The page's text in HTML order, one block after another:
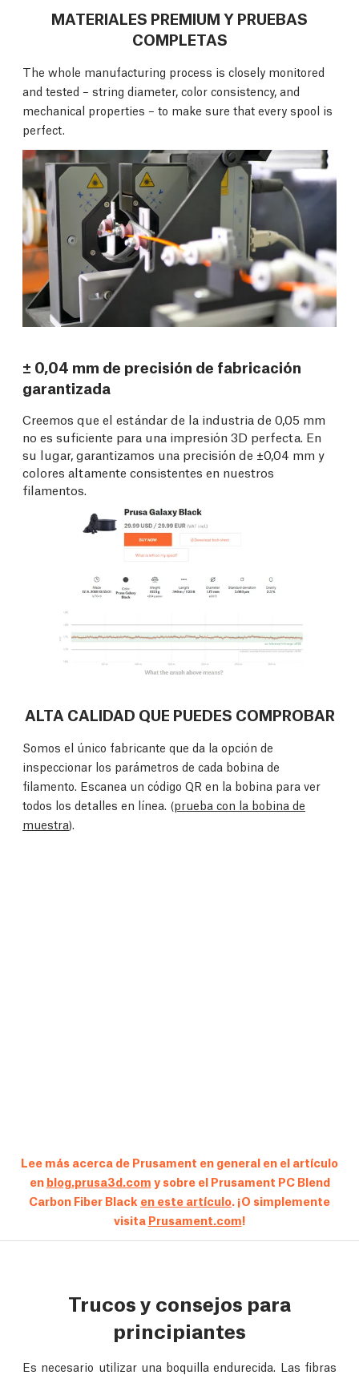
MATERIALES PREMIUM Y PRUEBAS
COMPLETAS
The whole manufacturing process is closely monitored
and tested – string diameter, color consistency, and
mechanical properties – to make sure that every spool is
perfect.
± 0,04 mm de precisión de fabricación
garantizada
Creemos que el estándar de la industria de 0,05 mm
no es suficiente para una impresión 3D perfecta. En
su lugar, garantizamos una precisión de ±0,04 mm y
colores altamente consistentes en nuestros
filamentos.
ALTA CALIDAD QUE PUEDES COMPROBAR
Somos el único fabricante que da la opción de
inspeccionar los parámetros de cada bobina de
filamento. Escanea un código QR en la bobina para ver
todos los detalles en línea. (prueba con la bobina de
muestra).
Lee más acerca de Prusament en general en el artículo
en blog.prusa3d.com y sobre el Prusament PC Blend
Carbon Fiber Black en este artículo. ¡O simplemente
visita Prusament.com!
Trucos y consejos para
principiantes
Es necesario utilizar una boquilla endurecida. Las fibras